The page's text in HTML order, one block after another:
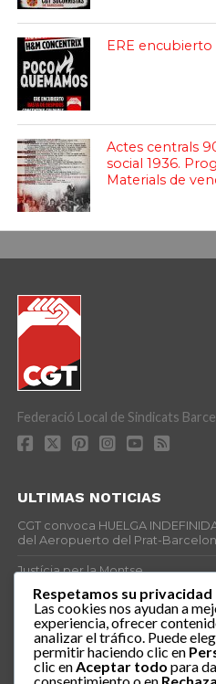
ERE
Actes centrals
social 1936.
Materials de
Federació Local de Sindicats
ULTIMAS NOTICIAS
CGT convoca HUELGA
del Aeropuerto del Prat-
Justícia per la Montse
25J – Día Mundial para la
ERE encubierto en H&M
Actes centrals 90 aniversari
central i per dies. Materials de
Respetamos su privacidad
Las cookies nos ayudan a
experiencia, ofrecer
analizar el tráfico. Puede
permitir haciendo clic en
clic en Aceptar todo para
consentimiento o en